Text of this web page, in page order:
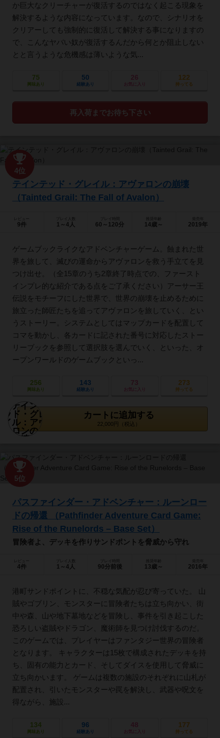
か巨大なクリーチャーが復活するのではなく起こる現象を
解決するような内容になっています。なので、シナリオを
クリアーしても強制的に復活して解決する事になりますの
で、こんなヤバい奴が復活するんだから何とか阻止しない
とと言うような危機感は薄いような気...
75
興味あり
50
経験あり
26
お気に入り
122
持ってる
再入荷までお待ち下さい
4位
テインテッド・グレイル：アヴァロンの崩壊
（Tainted Grail: The Fall of Avalon）
9件
プレイ人数
1～4人 60～120分 14歳～ 2019年
ゲームブックライクなアドベンチャーゲーム。蝕まれた世
界を旅して、滅びの運命からアヴァロンを救う手立てを見
つけ出せ。（全15章のうち2章終了時点での、ファースト
インプレ的な紹介である点をご了承ください）アーサー王
伝説をモチーフにした世界で、世界の崩壊を止めるために
旅立った師匠たちを追ってアヴァロンを旅していく、とい
うストーリー。システムとしてはマップカードを配置して
コマを動かし、各カードに記された番号に対応したストー
リーブックを参照して選択肢を選んでいく、といった、オ
ープンワールドのゲームブックといっ...
256
興味あり
143
経験あり
73
お気に入り
273
持ってる
カートに追加する
22,000円（税込）
5位
パスファインダー・アドベンチャー：ルーンロー
ドの帰還 （Pathfinder Adventure Card Game:
Rise of the Runelords – Base Set）
冒険者よ、デッキを作りサンドポントを脅威から守れ
4件
プレイ人数
1～4人 90分前後 13歳～ 2016年
港町サンドポイントに、不穏な気配が忍び寄っていた。 山
賊やゴブリン、モンスターに冒険者たちは立ち向かい、街
中や森、山や地下墓地などを冒険し、事件を引き起こした
恐ろしい盗賊やドラゴン、魔術師を見つけ討伐するのだ。
このゲームでは、プレイヤーはファンタジー世界の冒険者
となります。 キャラクターは15枚で構成されたデッキを持
ち、固有の能力とカード、そしてダイスを使用して脅威に
立ち向かいます。 ゲームは複数の施設のそれぞれに山札が
配置され、引いたモンスターや罠を解決し、武器や呪文を
得ながら、施設...
134
興味あり
96
経験あり
48
お気に入り
177
持ってる